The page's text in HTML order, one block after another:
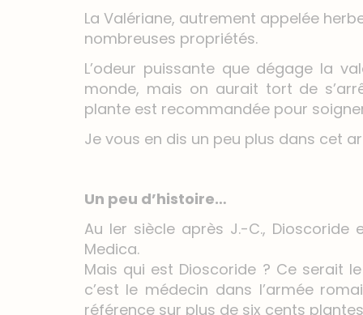
La Valériane, autrement appelée
nombreuses propriétés.
L’odeur puissante que dégage la
monde, mais on aurait tort de
plante est recommandée pour
Je vous en dis un peu plus dans cet
Un peu d’histoire…
Au Ier siècle après J.-C.,
Medica.
Mais qui est Dioscoride ? Ce serait
c’est le médecin dans l’armée
référence sur plus de six cents